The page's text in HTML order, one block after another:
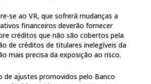
se ao VR, que sofrerá mudanças a
financeiros deverão fornecer
créditos que não são cobertos pela
de créditos de titulares inelegíveis da
mais precisa da exposição ao risco.
de ajustes promovidos pelo Banco